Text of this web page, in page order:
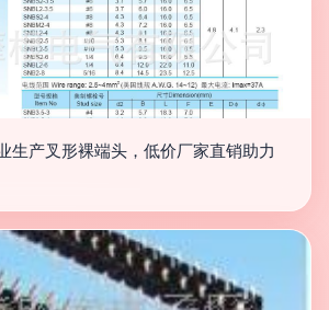
生产叉形裸端头，低价厂家直销助力